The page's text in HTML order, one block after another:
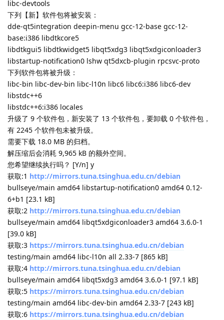
libc-devtools
下列【新】软件包将被安装：
dde-qt5integration deepin-menu gcc-12-base gcc-12-
base:i386 libdtkcore5
libdtkgui5 libdtkwidget5 libqt5xdg3 libqt5xdgiconloader3
libstartup-notification0 lshw qt5dxcb-plugin rpcsvc-proto
下列软件包将被升级：
libc-bin libc-dev-bin libc-l10n libc6 libc6:i386 libc6-dev
libstdc++6
libstdc++6:i386 locales
升级了 9 个软件包，新安装了 13 个软件包，要卸载 0 个软件包，
有 2245 个软件包未被升级。
需要下载 18.0 MB 的归档。
解压缩后会消耗 9,965 kB 的额外空间。
您希望继续执行吗？ [Y/n] y
获取:1 http://mirrors.tuna.tsinghua.edu.cn/debian
bullseye/main amd64 libstartup-notification0 amd64 0.12-
6+b1 [23.1 kB]
获取:2 http://mirrors.tuna.tsinghua.edu.cn/debian
bullseye/main amd64 libqt5xdgiconloader3 amd64 3.6.0-1
[39.0 kB]
获取:3 https://mirrors.tuna.tsinghua.edu.cn/debian
testing/main amd64 libc-l10n all 2.33-7 [865 kB]
获取:4 http://mirrors.tuna.tsinghua.edu.cn/debian
bullseye/main amd64 libqt5xdg3 amd64 3.6.0-1 [97.1 kB]
获取:5 https://mirrors.tuna.tsinghua.edu.cn/debian
testing/main amd64 libc-dev-bin amd64 2.33-7 [243 kB]
获取:6 https://mirrors.tuna.tsinghua.edu.cn/debian